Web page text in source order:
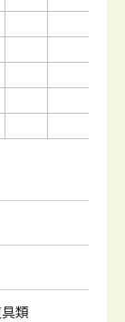
類